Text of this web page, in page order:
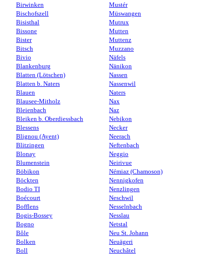
Birwinken
Bischofszell
Bisisthal
Bissone
Bister
Bitsch
Bivio
Blankenburg
Blatten (Lötschen)
Blatten b. Naters
Blauen
Blausee-Mitholz
Bleienbach
Bleiken b. Oberdiessbach
Blessens
Blignou (Ayent)
Blitzingen
Blonay
Blumenstein
Böbikon
Böckten
Bodio TI
Boécourt
Bofflens
Bogis-Bossey
Bogno
Bôle
Bolken
Boll
Mustér
Müswangen
Mutrux
Mutten
Muttenz
Muzzano
Näfels
Nänikon
Nassen
Nassenwil
Naters
Nax
Naz
Nebikon
Necker
Neerach
Neftenbach
Neggio
Neirivue
Némiaz (Chamoson)
Nennigkofen
Nenzlingen
Neschwil
Nesselnbach
Nesslau
Netstal
Neu St. Johann
Neuägeri
Neuchâtel